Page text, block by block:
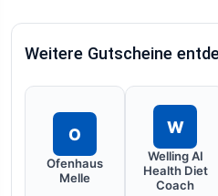
Weitere Gutscheine
O
Ofenhaus
Melle
W
Welling AI
Health Diet
Coach